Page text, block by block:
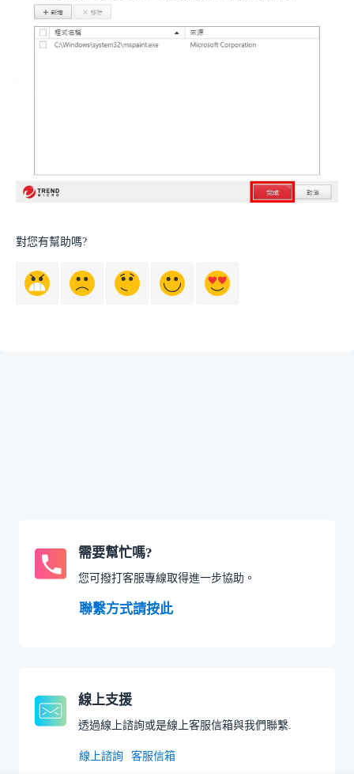
對您有幫助嗎?
需要幫忙嗎?
您可撥打客服專線取得進一步協助。
聯繫方式請按此
線上支援
透過線上諮詢或是線上客服信箱與我們聯繫.
線上諮詢 客服信箱